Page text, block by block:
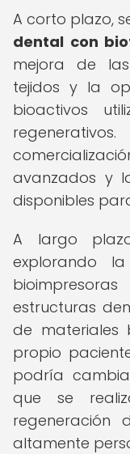
A corto plazo,
dental con
mejora de
tejidos y la
bioactivos
avanzados y
disponibles
A largo
explorando
estructuras
de materiales
propio
podría
que se
regeneración
altamente